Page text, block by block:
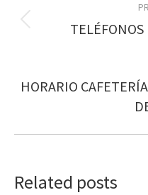
navigation
TELÉFONOS
HORARIO
Related posts